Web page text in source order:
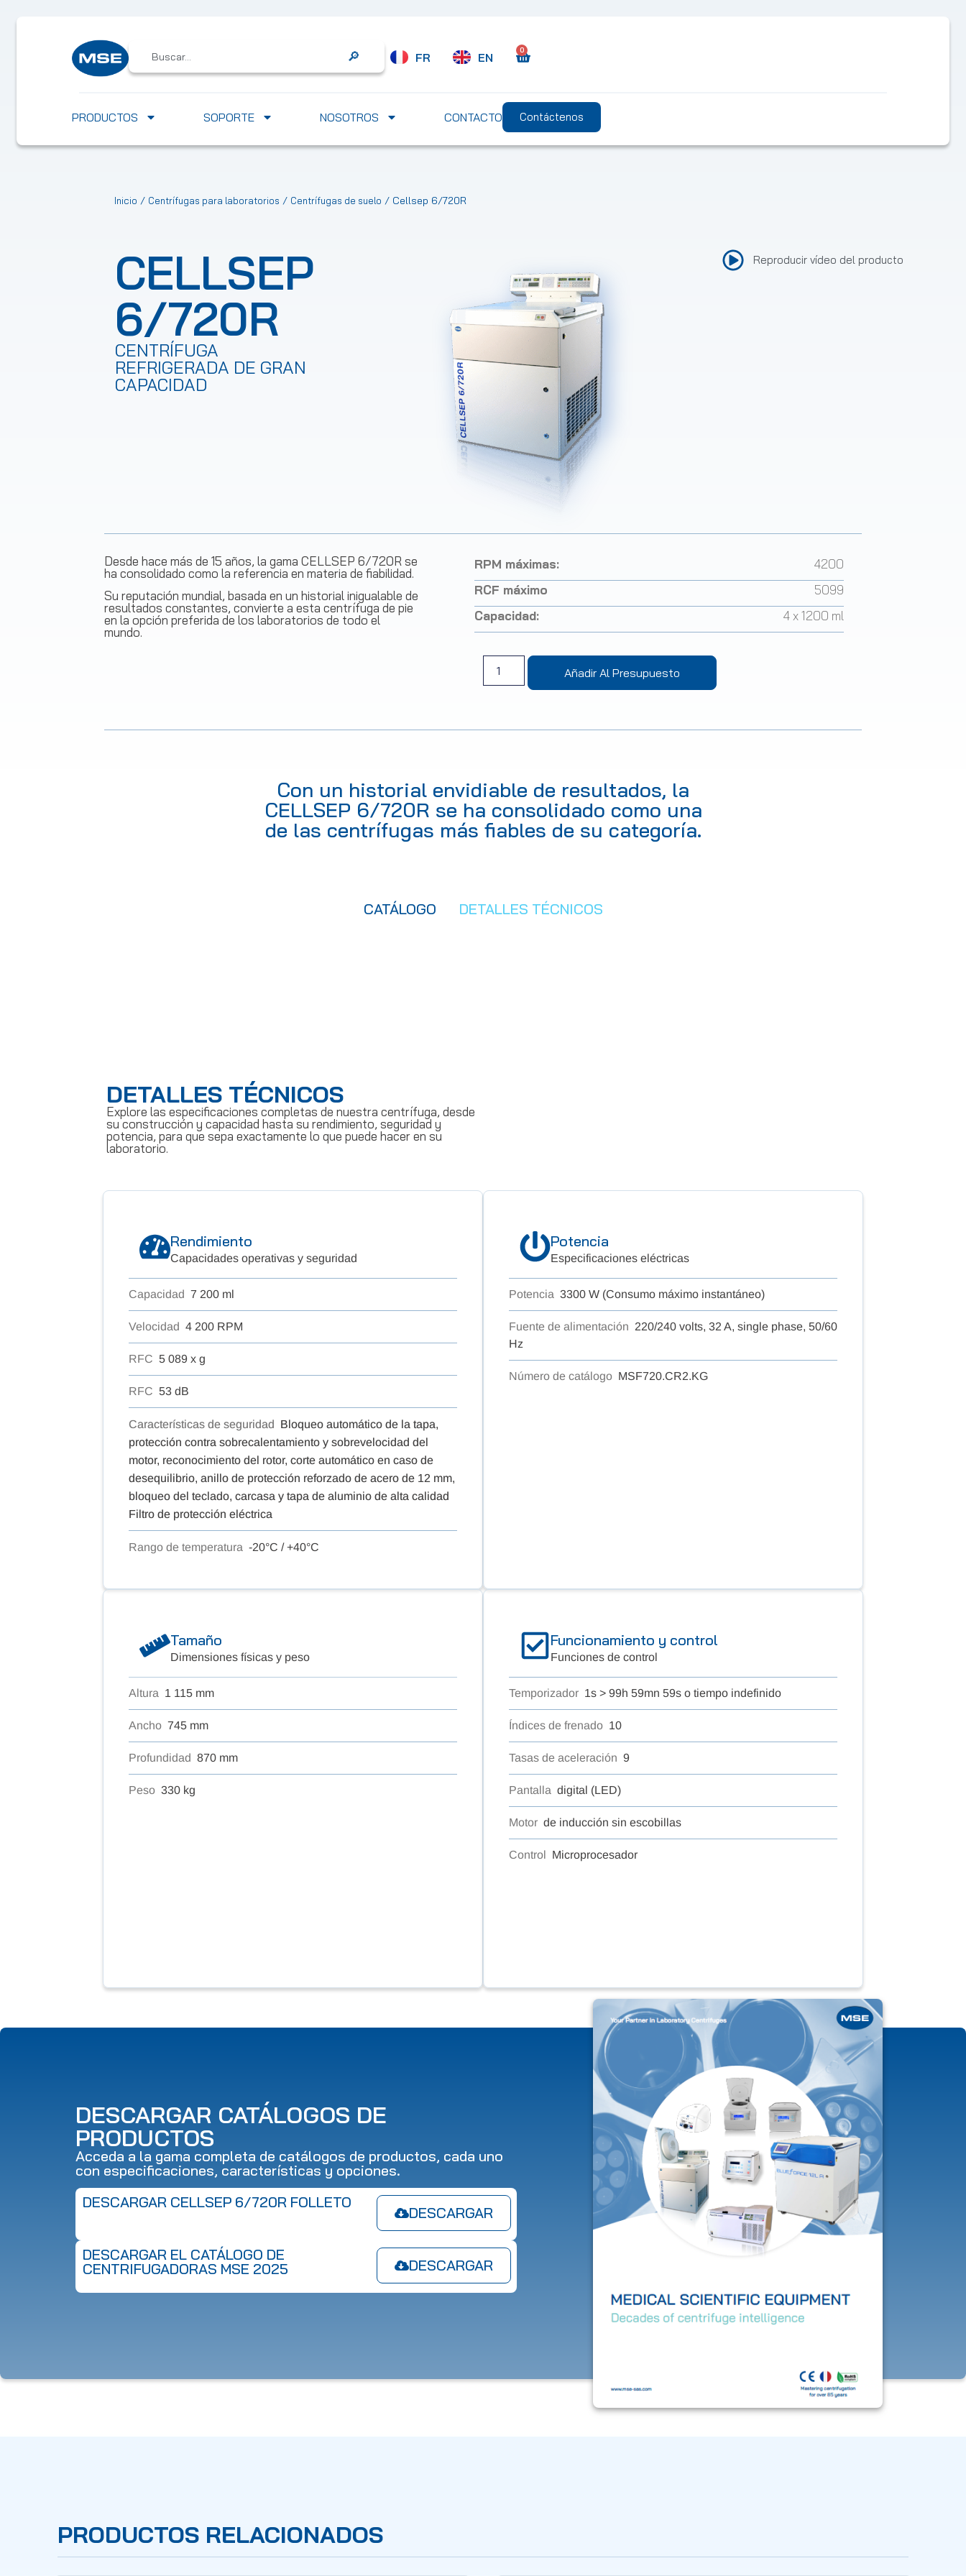
Search FR EN
0
PRODUCTOS SOPORTE NOSOTROS CONTACTO Contáctenos
Inicio / Centrífugas para laboratorios / Centrífugas de suelo / Cellsep 6/720R
CELLSEP
6/720R
CENTRÍFUGA
REFRIGERADA DE GRAN
CAPACIDAD
Reproducir vídeo del producto
Desde hace más de 15 años, la gama CELLSEP 6/720R se
ha consolidado como la referencia en materia de fiabilidad.
Su reputación mundial, basada en un historial inigualable de
resultados constantes, convierte a esta centrífuga de pie
en la opción preferida de los laboratorios de todo el
mundo.
RPM máximas:
4200
RCF máximo
5099
Capacidad:
4 x 1200 ml
Añadir Al Presupuesto
Con un historial envidiable de resultados, la
CELLSEP 6/720R se ha consolidado como una
de las centrífugas más fiables de su categoría.
CATÁLOGO DETALLES TÉCNICOS
DETALLES TÉCNICOS
Explore las especificaciones completas de nuestra centrífuga, desde
su construcción y capacidad hasta su rendimiento, seguridad y
potencia, para que sepa exactamente lo que puede hacer en su
laboratorio.
Rendimiento
Capacidades operativas y seguridad
Capacidad 7 200 ml
Velocidad 4 200 RPM
RFC 5 089 x g
RFC 53 dB
Características de seguridad Bloqueo automático de la tapa,
protección contra sobrecalentamiento y sobrevelocidad del
motor, reconocimiento del rotor, corte automático en caso de
desequilibrio, anillo de protección reforzado de acero de 12 mm,
bloqueo del teclado, carcasa y tapa de aluminio de alta calidad
Filtro de protección eléctrica
Rango de temperatura -20°C / +40°C
Potencia
Especificaciones eléctricas
Potencia 3300 W (Consumo máximo instantáneo)
Fuente de alimentación 220/240 volts, 32 A, single phase, 50/60
Hz
Número de catálogo MSF720.CR2.KG
Tamaño
Dimensiones físicas y peso
Altura 1 115 mm
Ancho 745 mm
Profundidad 870 mm
Peso 330 kg
Funcionamiento y control
Funciones de control
Temporizador 1s > 99h 59mn 59s o tiempo indefinido
Índices de frenado 10
Tasas de aceleración 9
Pantalla digital (LED)
Motor de inducción sin escobillas
Control Microprocesador
DESCARGAR CATÁLOGOS DE
PRODUCTOS
Acceda a la gama completa de catálogos de productos, cada uno
con especificaciones, características y opciones.
DESCARGAR
DESCARGAR CELLSEP 6/720R FOLLETO
DESCARGAR
DESCARGAR EL CATÁLOGO DE
CENTRIFUGADORAS MSE 2025
PRODUCTOS RELACIONADOS